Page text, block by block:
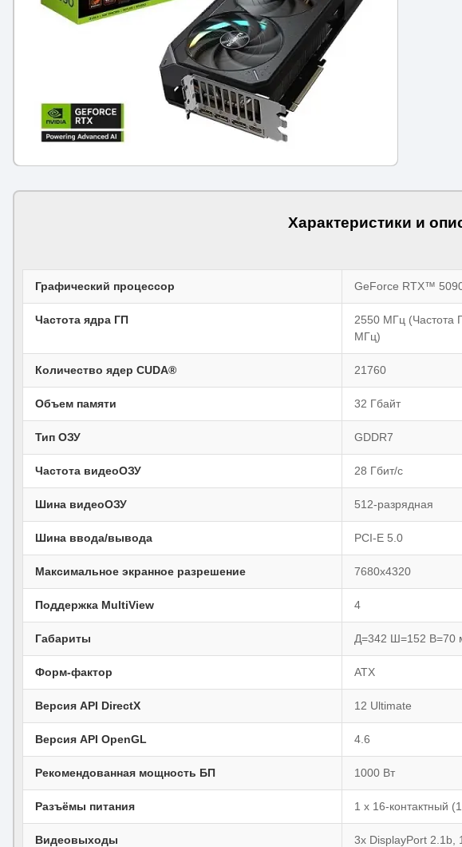
Характеристики и
Графический процессор GeForce RTX™
Частота ядра ГП
2550 МГц (Частота
МГц)
Количество ядер CUDA® 21760
Объем памяти 32 Гбайт
Тип ОЗУ GDDR7
Частота видеоОЗУ 28 Гбит/с
Шина видеоОЗУ 512-разрядная
Шина ввода/вывода PCI-E 5.0
Максимальное экранное разрешение 7680x4320
Поддержка MultiView 4
Габариты Д=342 Ш=152 В=70
Форм-фактор ATX
Версия API DirectX 12 Ultimate
Версия API OpenGL 4.6
Рекомендованная мощность БП 1000 Вт
Разъёмы питания 1 x 16-контактный
Видеовыходы 3x DisplayPort 2.1b,